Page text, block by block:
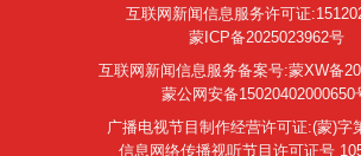
互联网新闻信息服务许可证
蒙ICP备2025023962号
互联网新闻信息服务备案号:蒙XW备
蒙公网安备15020402000650
广播电视节目制作经营许可证:(蒙)字
信息网络传播视听节目许可证号